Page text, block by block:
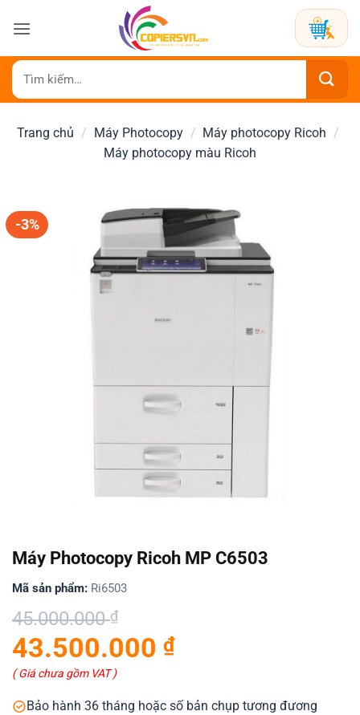
qua
dung
Tìm
kiếm:
Trang chủ / Máy Photocopy / Máy photocopy Ricoh /
Máy photocopy màu Ricoh
-3%
Máy Photocopy Ricoh MP C6503
Mã sản phẩm: Ri6503
45.000.000₫
Giá
gốc
là:
45.000.000 ₫.
43.500.000 ₫
Giá
hiện
tại
là:
43.500.000 ₫.
( Giá chưa gồm VAT )
Bảo hành 36 tháng hoặc số bản chụp tương đương